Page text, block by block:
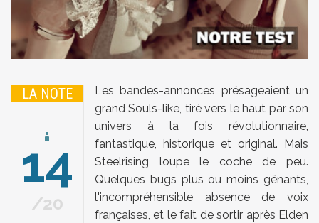
LA NOTE
14
20
Les bandes-annonces présageaient un
grand Souls-like, tiré vers le haut par son
univers à la fois révolutionnaire,
fantastique, historique et original. Mais
Steelrising loupe le coche de peu.
Quelques bugs plus ou moins gênants,
l'incompréhensible absence de voix
françaises, et le fait de sortir après Elden